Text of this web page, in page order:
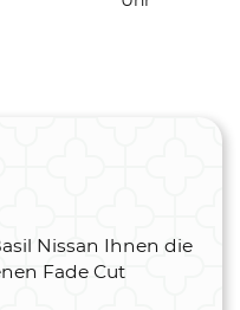
Nissan Ihnen die
Fade Cut